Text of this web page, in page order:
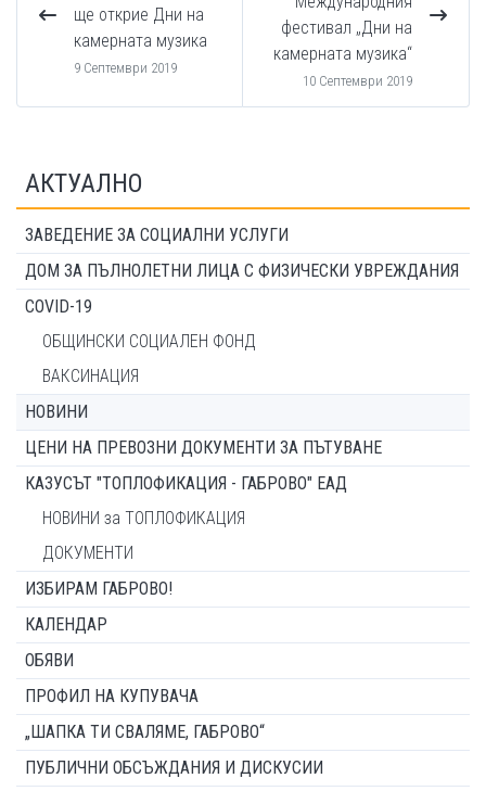
ще открие Дни на
камерната музика
9 Септември 2019
фестивал „Дни на
камерната музика“
10 Септември 2019
АКТУАЛНО
ЗАВЕДЕНИЕ ЗА СОЦИАЛНИ УСЛУГИ
ДОМ ЗА ПЪЛНОЛЕТНИ ЛИЦА С ФИЗИЧЕСКИ УВРЕЖДАНИЯ
COVID-19
ОБЩИНСКИ СОЦИАЛЕН ФОНД
ВАКСИНАЦИЯ
НОВИНИ
ЦЕНИ НА ПРЕВОЗНИ ДОКУМЕНТИ ЗА ПЪТУВАНЕ
КАЗУСЪТ "ТОПЛОФИКАЦИЯ - ГАБРОВО" ЕАД
НОВИНИ за ТОПЛОФИКАЦИЯ
ДОКУМЕНТИ
ИЗБИРАМ ГАБРОВО!
КАЛЕНДАР
ОБЯВИ
ПРОФИЛ НА КУПУВАЧА
„ШАПКА ТИ СВАЛЯМЕ, ГАБРОВО“
ПУБЛИЧНИ ОБСЪЖДАНИЯ И ДИСКУСИИ